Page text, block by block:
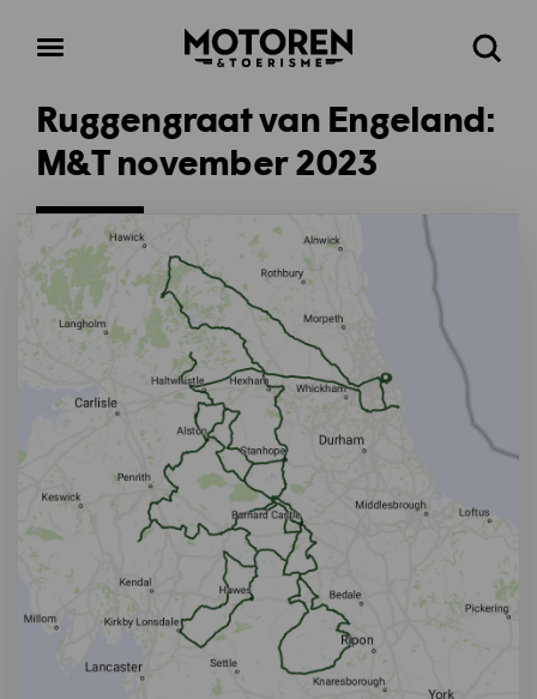
Open
Homepage Zoeken
Ruggengraat van Engeland:
M&T november 2023